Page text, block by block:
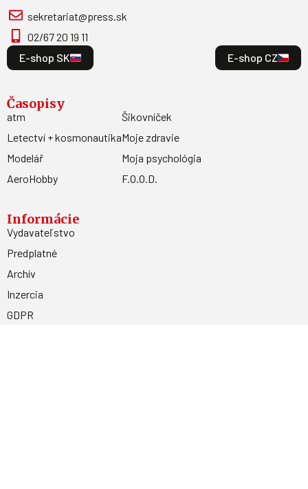
sekretariat@press.sk
02/67 20 19 11
E-shop SK
E-shop CZ
Časopisy
atm
Letectví + kosmonautika
Modelář
AeroHobby
Šikovníček
Moje zdravie
Moja psychológia
F.O.O.D.
Informácie
Vydavateľstvo
Predplatné
Archív
Inzercia
GDPR